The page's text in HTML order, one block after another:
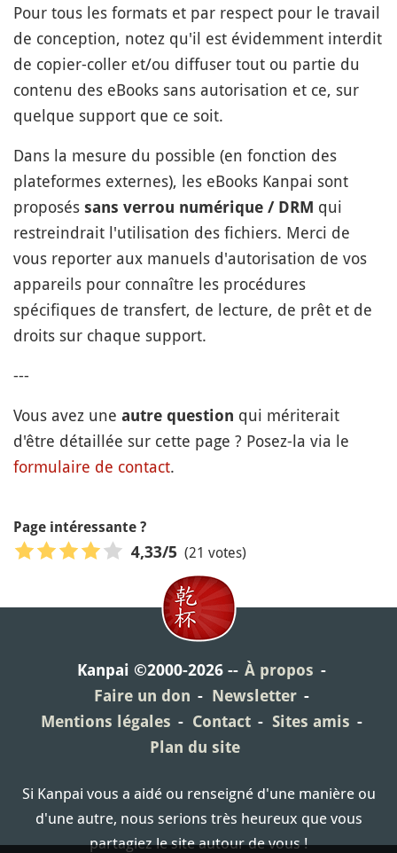
Pour tous les formats et par respect pour le travail
de conception, notez qu'il est évidemment interdit
de copier-coller et/ou diffuser tout ou partie du
contenu des eBooks sans autorisation et ce, sur
quelque support que ce soit.
Dans la mesure du possible (en fonction des
plateformes externes), les eBooks Kanpai sont
proposés sans verrou numérique / DRM qui
restreindrait l'utilisation des fichiers. Merci de
vous reporter aux manuels d'autorisation de vos
appareils pour connaître les procédures
spécifiques de transfert, de lecture, de prêt et de
droits sur chaque support.
---
Vous avez une autre question qui mériterait
d'être détaillée sur cette page ? Posez-la via le
formulaire de contact.
Page intéressante ?
4,33/5 (21 votes)
Kanpai ©2000-2026
À propos
Faire un don
Newsletter
Mentions légales
Contact
Sites amis
Plan du site
Si Kanpai vous a aidé ou renseigné d'une manière ou
d'une autre, nous serions très heureux que vous
partagiez le site autour de vous !